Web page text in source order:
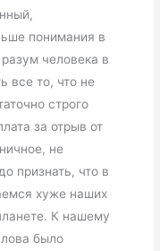
понимания в
человека в
все то, что не
строго
за отрыв от
не
признать, что в
хуже наших
К нашему
было